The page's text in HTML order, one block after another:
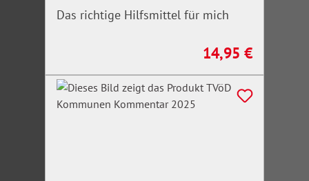
Das richtige Hilfsmittel für mich
Regulärer Preis:
14,95 €